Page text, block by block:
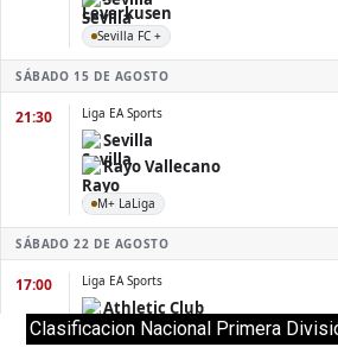
Clasificacion Nacional Primera